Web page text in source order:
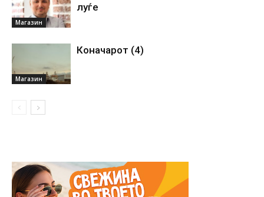
Магазин
луѓе
Магазин
Коначарот (4)